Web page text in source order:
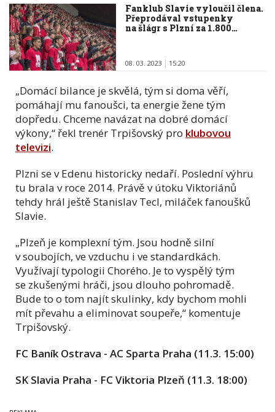
Fanklub Slavie vyloučil člena.
Přeprodával vstupenky
na šlágr s Plzní za 1.800…
08. 03. 2023 15:20
„Domácí bilance je skvělá, tým si doma věří,
pomáhají mu fanoušci, ta energie žene tým
dopředu. Chceme navázat na dobré domácí
výkony,“ řekl trenér Trpišovský pro klubovou
televizi.
Plzni se v Edenu historicky nedaří. Poslední výhru
tu brala v roce 2014. Právě v útoku Viktoriánů
tehdy hrál ještě Stanislav Tecl, miláček fanoušků
Slavie.
„Plzeň je komplexní tým. Jsou hodně silní
v soubojích, ve vzduchu i ve standardkách.
Využívají typologii Chorého. Je to vyspělý tým
se zkušenými hráči, jsou dlouho pohromadě.
Bude to o tom najít skulinky, kdy bychom mohli
mít převahu a eliminovat soupeře,“ komentuje
Trpišovský.
FC Baník Ostrava - AC Sparta Praha (11.3. 15:00)
SK Slavia Praha - FC Viktoria Plzeň (11.3. 18:00)